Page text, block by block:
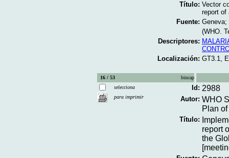
Título: Vector
report of
Fuente: Geneva;
(WHO.
Descriptores:
Localización: GT3.1,
16 / 53
bincap
selecciona
para imprimir
Id: 2988
Autor: WHO
Plan
Título:
report
the